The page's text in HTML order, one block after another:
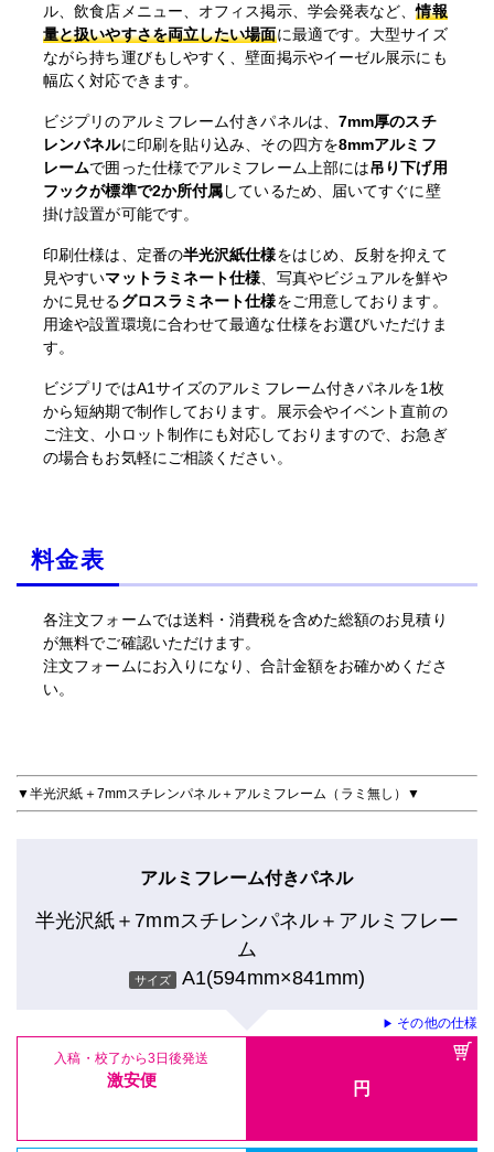
ル、飲食店メニュー、オフィス掲示、学会発表など、情報
量と扱いやすさを両立したい場面に最適です。大型サイズ
ながら持ち運びもしやすく、壁面掲示やイーゼル展示にも
幅広く対応できます。
ビジプリのアルミフレーム付きパネルは、 7mm厚のスチ
レンパネルに印刷を貼り込み、その四方を8mmアルミフ
レームで囲った仕様でアルミフレーム上部には吊り下げ用
フックが標準で2か所付属しているため、届いてすぐに壁
掛け設置が可能です。
印刷仕様は、定番の半光沢紙仕様をはじめ、反射を抑えて
見やすいマットラミネート仕様 、写真やビジュアルを鮮や
かに見せるグロスラミネート仕様をご用意しております。
用途や設置環境に合わせて最適な仕様をお選びいただけま
す。
ビジプリではA1サイズのアルミフレーム付きパネルを1枚
から短納期で制作しております。展示会やイベント直前の
ご注文、小ロット制作にも対応しておりますので、お急ぎ
の場合もお気軽にご相談ください。
料金表
各注文フォームでは送料・消費税を含めた総額のお見積り
が無料でご確認いただけます。
注文フォームにお入りになり、合計金額をお確かめくださ
い。
▼半光沢紙＋7mmスチレンパネル＋アルミフレーム（ラミ無し）▼
アルミフレーム付きパネル
半光沢紙＋7mmスチレンパネル＋アルミフレー
ム
サイズ A1(594mm×841mm)
▶ その他の仕様
入稿・校了から3日後発送
激安便 円